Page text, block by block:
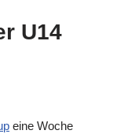
U14
eine Woche